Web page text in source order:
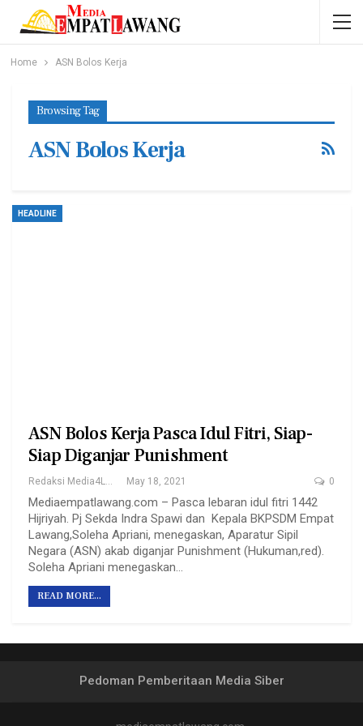
Home ASN Bolos Kerja
Browsing Tag
ASN Bolos Kerja
HEADLINE
ASN Bolos Kerja Pasca Idul Fitri, Siap-
Siap Diganjar Punishment
May 18, 2021 0
Mediaempatlawang.com – Pasca lebaran idul fitri 1442
Hijriyah. Pj Sekda Indra Spawi dan Kepala BKPSDM Empat
Lawang,Soleha Apriani, menegaskan, Aparatur Sipil
Negara (ASN) akab diganjar Punishment (Hukuman,red).
Soleha Apriani menegaskan…
READ MORE...
Pedoman Pemberitaan Media Siber